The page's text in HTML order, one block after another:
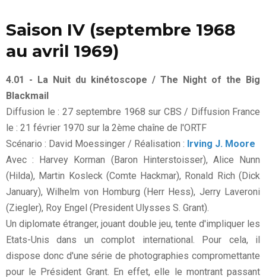
Saison IV (septembre 1968
au avril 1969)
4.01 - La Nuit du kinétoscope / The Night of the Big
Blackmail
Diffusion le : 27 septembre 1968 sur CBS / Diffusion France
le : 21 février 1970 sur la 2ème chaîne de l'ORTF
Scénario : David Moessinger / Réalisation : Irving J. Moore
Avec : Harvey Korman (Baron Hinterstoisser), Alice Nunn
(Hilda), Martin Kosleck (Comte Hackmar), Ronald Rich (Dick
January), Wilhelm von Homburg (Herr Hess), Jerry Laveroni
(Ziegler), Roy Engel (President Ulysses S. Grant).
Un diplomate étranger, jouant double jeu, tente d'impliquer les
Etats-Unis dans un complot international. Pour cela, il
dispose donc d'une série de photographies compromettante
pour le Président Grant. En effet, elle le montrant passant